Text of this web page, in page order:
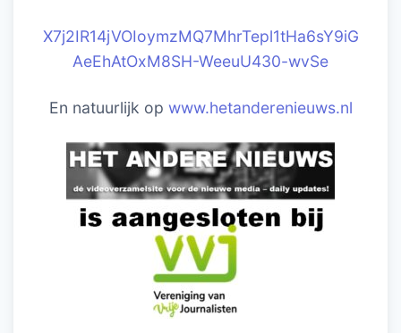
X7j2IR14jVOIoymzMQ7MhrTepl1tHa6sY9iG
AeEhAtOxM8SH-WeeuU430-wvSe
En natuurlijk op www.hetanderenieuws.nl